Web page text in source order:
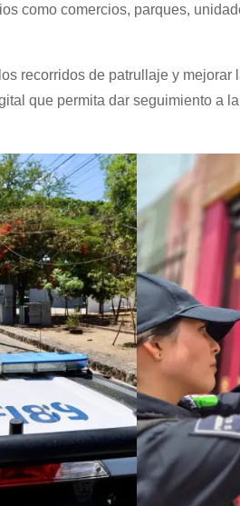
como comercios, parques,
recorridos de patrullaje y mejorar
que permita dar seguimiento a